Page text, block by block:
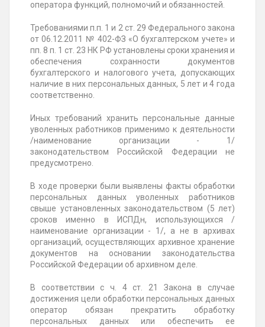
оператора функций, полномочий и обязанностей.
Требованиями п.п. 1 и 2 ст. 29 Федерального закона
от 06.12.2011 № 402-ФЗ «О бухгалтерском учете» и
пп. 8 п. 1 ст. 23 НК РФ установлены сроки хранения и
обеспечения сохранности документов
бухгалтерского и налогового учета, допускающих
наличие в них персональных данных, 5 лет и 4 года
соответственно.
Иных требований хранить персональные данные
уволенных работников применимо к деятельности
/наименование организации - 1/
законодательством Российской Федерации не
предусмотрено.
В ходе проверки были выявлены факты обработки
персональных данных уволенных работников
свыше установленных законодательством (5 лет)
сроков именно в ИСПДн, использующихся /
наименование организации - 1/, а не в архивах
организаций, осуществляющих архивное хранение
документов на основании законодательства
Российской Федерации об архивном деле.
В соответствии с ч. 4 ст. 21 Закона в случае
достижения цели обработки персональных данных
оператор обязан прекратить обработку
персональных данных или обеспечить ее